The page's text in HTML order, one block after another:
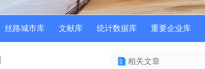
丝路城市库 文献库 统计数据库 重要企业库
相关文章